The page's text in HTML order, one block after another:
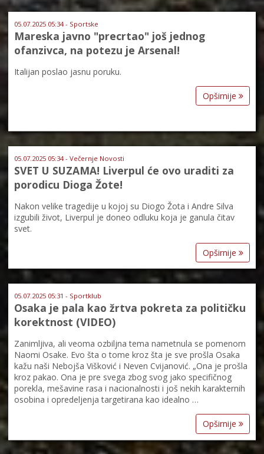
05.07.2025 05:34 - Sportske
Mareska javno "precrtao" još jednog
ofanzivca, na potezu je Arsenal!
Italijan poslao jasnu poruku.
Opširnije
05.07.2025 05:34 - Večernje Novosti
SVET U SUZAMA! Liverpul će ovo uraditi za
porodicu Dioga Žote!
Nakon velike tragedije u kojoj su Diogo Žota i Andre Silva
izgubili život, Liverpul je doneo odluku koja je ganula čitav
svet.
Opširnije
05.07.2025 05:31 - Sportklub
Osaka je pala kao žrtva pokreta za političku
korektnost (VIDEO)
Zanimljiva, ali veoma ozbiljna tema nametnula se pomenom
Naomi Osake. Evo šta o tome kroz šta je sve prošla Osaka
kažu naši Nebojša Višković i Neven Cvijanović. „Ona je prošla
kroz pakao. Ona je pre svega zbog svog jako specifičnog
porekla, mešavine rasa i nacionalnosti i još nekih karakternih
osobina i opredeljenja targetirana kao idealno …
Opširnije